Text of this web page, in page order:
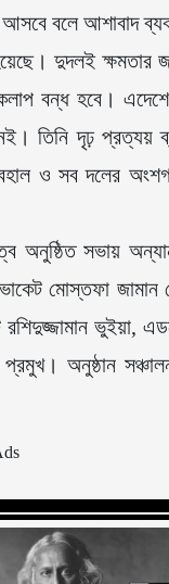
আসবে বলে আশাবাদ
দুদলই
বন্ধ হবে।
তিনি দৃঢ় প্রত্যয়
ও সব দলের
অনুষ্ঠিত সভায়
মোস্তফা জামান
ভুইয়া,
অনুষ্ঠান